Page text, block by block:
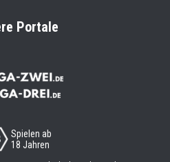
Portale
Spielen ab
18 Jahren